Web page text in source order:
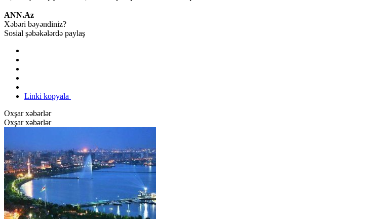
ANN.Az
Xəbəri bəyəndiniz?
Sosial şəbəkələrdə paylaş
Linki kopyala
Oxşar xəbərlər
Oxşar xəbərlər